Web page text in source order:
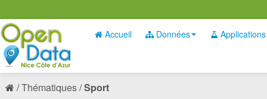
Accueil Données Applications
Thématiques Sport